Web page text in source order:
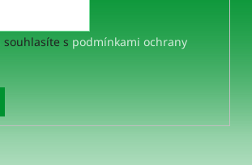
s podmínkami ochrany